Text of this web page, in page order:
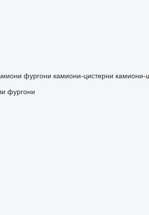
фургони камиони-цистерни камиони-
фургони